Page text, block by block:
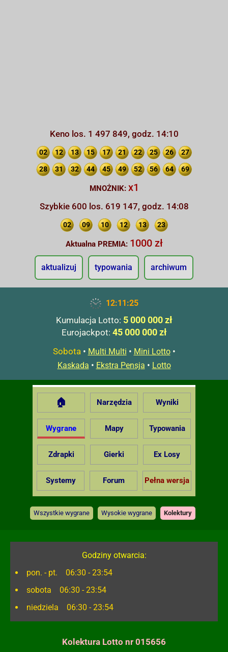
Keno los. 1 497 849, godz. 14:10
02 12 13 15 17 21 22 25 26 27
28 31 32 44 45 49 52 56 64 69
MNOŻNIK: x1
Szybkie 600 los. 619 147, godz. 14:08
02 09 10 12 13 23
Aktualna PREMIA: 1000 zł
aktualizuj typowania archiwum
12:11:25
Kumulacja Lotto: 5 000 000 zł
Eurojackpot: 45 000 000 zł
Sobota• Multi Multi • Mini Lotto•
Kaskada • Ekstra Pensja • Lotto
🏠 Narzędzia Wyniki
Wygrane Mapy Typowania
Zdrapki Gierki Ex Losy
Systemy Forum Pełna wersja
Wszystkie wygrane Wysokie wygrane Kolektury
Godziny otwarcia:
pon. - pt. 06:30 - 23:54
sobota 06:30 - 23:54
niedziela 06:30 - 23:54
Kolektura Lotto nr 015656